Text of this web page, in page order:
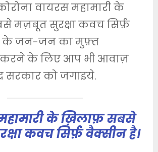
वायरस महामारी के
मज़बूत सुरक्षा कवच सिर्फ़
के जन-जन का मुफ़्त
के लिए आप भी आवाज़
सरकार को जगाइये.
के ख़िलाफ़ सबसे
कवच सिर्फ़ वैक्सीन है।